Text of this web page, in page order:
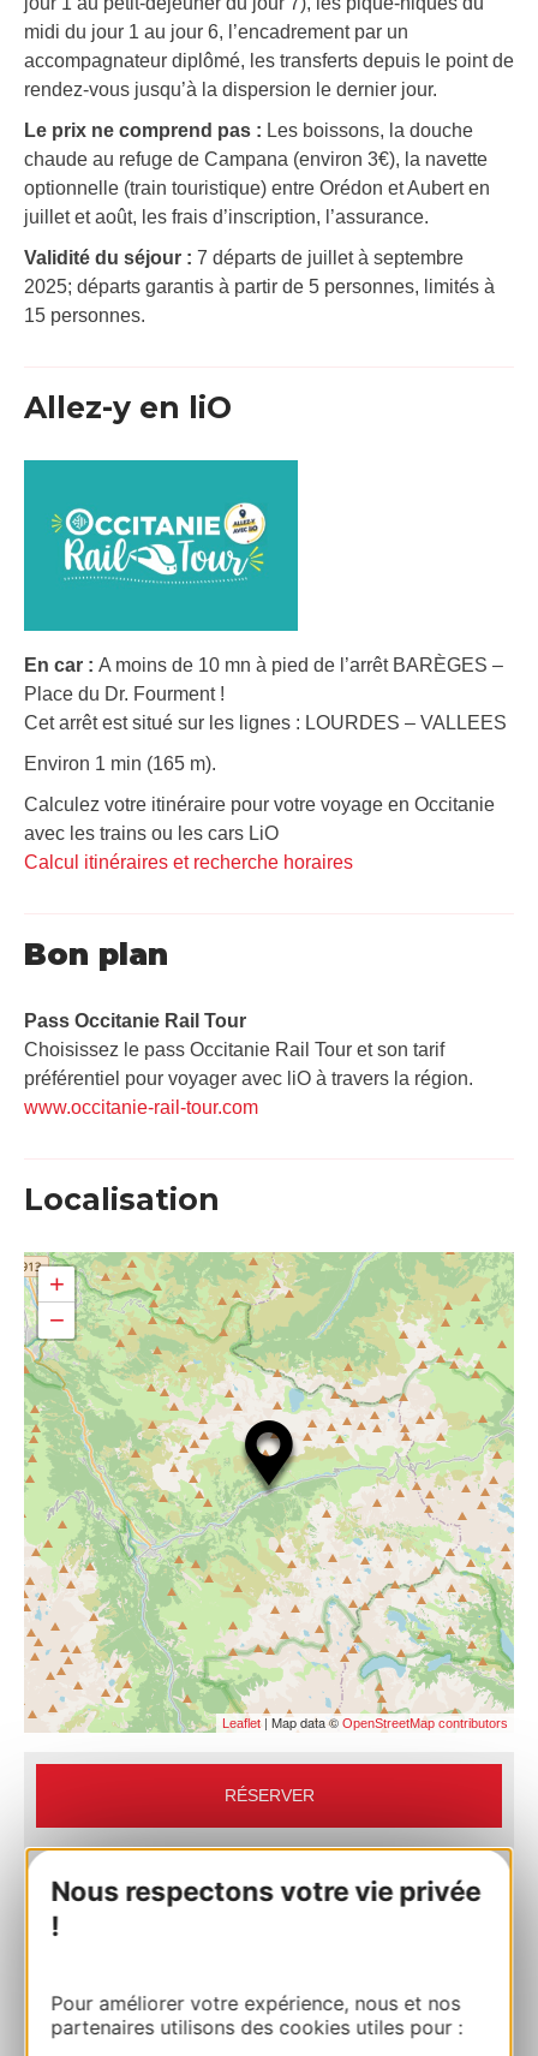
Nous respectons votre vie privée
!
Pour améliorer votre expérience, nous et nos
partenaires utilisons des cookies utiles pour :
midi du jour 1 au jour 6, l’encadrement par un
accompagnateur diplômé, les transferts depuis le point de
rendez-vous jusqu’à la dispersion le dernier jour.
Le prix ne comprend pas : Les boissons, la douche
chaude au refuge de Campana (environ 3€), la navette
optionnelle (train touristique) entre Orédon et Aubert en
juillet et août, les frais d’inscription, l’assurance.
Validité du séjour : 7 départs de juillet à septembre
2025; départs garantis à partir de 5 personnes, limités à
15 personnes.
Allez-y en liO
En car : A moins de 10 mn à pied de l’arrêt BARÈGES –
Place du Dr. Fourment !
Cet arrêt est situé sur les lignes : LOURDES – VALLEES
Environ 1 min (165 m).
Calculez votre itinéraire pour votre voyage en Occitanie
avec les trains ou les cars LiO
Calcul itinéraires et recherche horaires
Bon plan
Pass Occitanie Rail Tour​
Choisissez le pass Occitanie Rail Tour et son tarif
préférentiel pour voyager avec liO à travers la région.
www.occitanie-rail-tour.com
Localisation
+
−
Leaflet| Map data ©OpenStreetMap contributors
RÉSERVER
Néouvielle, la ronde des lacs